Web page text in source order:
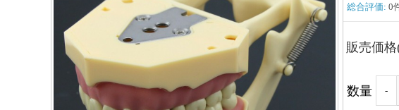
総合評価: 0
販売価格
数量 -